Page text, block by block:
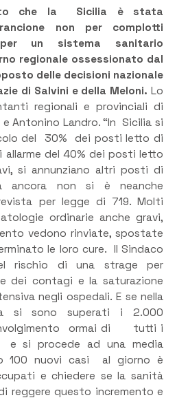
che la Sicilia è stata
non per complotti
un sistema sanitario
regionale ossessionato dal
delle decisioni nazionale
di Salvini e della Meloni. Lo
regionali e provinciali di
Antonino Landro. “In Sicilia si
del 30% dei posti letto di
allarme del 40% dei posti letto
si annunziano altri posti di
ancora non si è neanche
per legge di 719. Molti
ordinarie anche gravi,
vedono rinviate, spostate
le loro cure. Il Sindaco
rischio di una strage per
dei contagi e la saturazione
negli ospedali. E se nella
si sono superati i 2.000
ormai di tutti i
e si procede ad una media
100 nuovi casi al giorno è
e chiedere se la sanità
reggere questo incremento e